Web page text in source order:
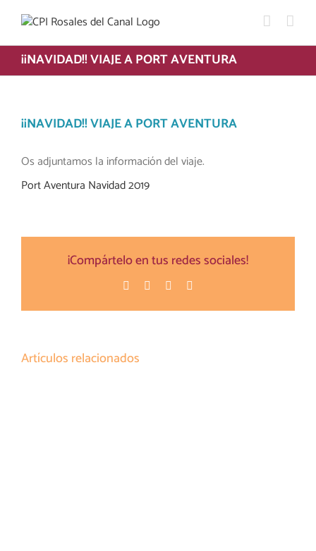
contenido
¡¡NAVIDAD!! VIAJE A PORT AVENTURA
¡¡NAVIDAD!! VIAJE A PORT AVENTURA
Os adjuntamos la información del viaje.
Port Aventura Navidad 2019
¡Compártelo en tus redes sociales!
Facebook
TwitterPinterest
Artículos relacionados